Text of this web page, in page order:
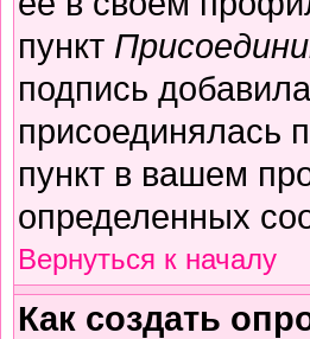
пункт
подпись
присоединялась
пункт в вашем
определенных
Вернуться к началу
Как создать